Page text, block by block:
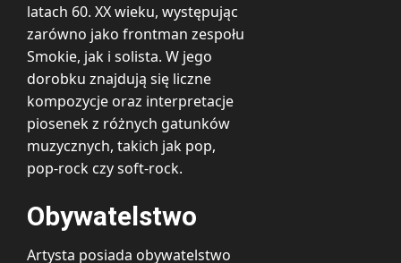
latach 60. XX wieku, występując
zarówno jako frontman zespołu
Smokie, jak i solista. W jego
dorobku znajdują się liczne
kompozycje oraz interpretacje
piosenek z różnych gatunków
muzycznych, takich jak pop,
pop-rock czy soft-rock.
Obywatelstwo
Artysta posiada obywatelstwo